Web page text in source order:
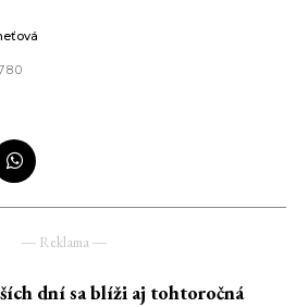
― Reklama ―
dní sa blíži aj tohtoročná